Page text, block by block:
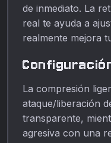
de inmediato. La
real te ayuda a
realmente mejora
La compresión
ataque/liberación
transparente,
agresiva con una